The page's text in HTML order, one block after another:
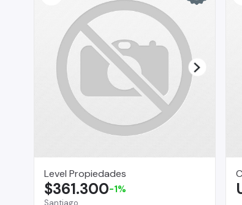
Level Propiedades
Santiago
$361.300-1%